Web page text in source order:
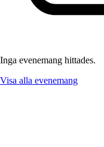
Inga evenemang hittades.
Visa alla evenemang